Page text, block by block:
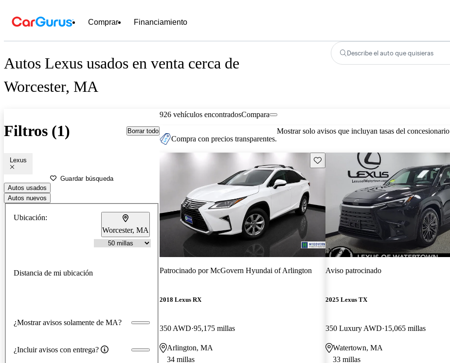
Comprar Financiamiento
Autos Lexus usados en venta cerca de
Worcester, MA
Describe el auto que quisieras
Filtros (1) Borrar todo
Lexus
Guardar búsqueda
Autos usados
Autos nuevos
Ubicación:
Worcester, MA
Distancia de mi ubicación
¿Mostrar avisos solamente de MA?
¿Incluir avisos con entrega?
926 vehículos encontradosCompara
Compra con precios transparentes.
Mostrar solo avisos que incluyan tasas del concesionario
Guarda este Aviso
Patrocinado porMcGovern Hyundai of Arlington
2018 Lexus RX
350 AWD 95,175 millas
Arlington, MA
34 millas
¡Nuevo!
Aviso patrocinado
2025 Lexus TX
350 Luxury AWD 15,065 millas
Watertown, MA
33 millas